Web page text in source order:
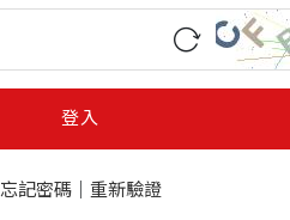
登入
忘記密碼｜ 重新驗證